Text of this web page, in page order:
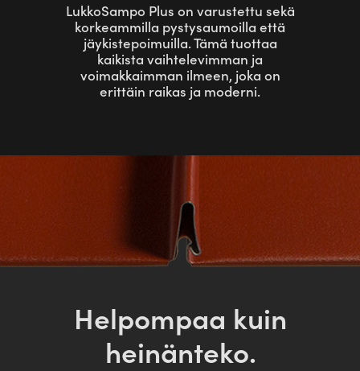
LukkoSampo Plus on varustettu sekä
korkeammilla pystysaumoilla että
jäykistepoimuilla. Tämä tuottaa
kaikista vaihtelevimman ja
voimakkaimman ilmeen, joka on
erittäin raikas ja moderni.
Helpompaa kuin
heinänteko.